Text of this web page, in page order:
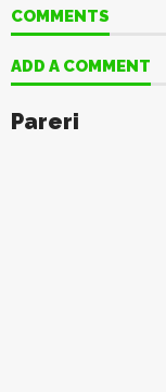
COMMENTS
ADD A COMMENT
Pareri